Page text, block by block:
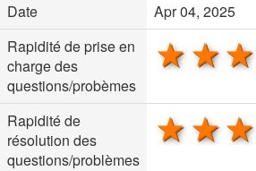
Date
Apr 04, 2025
Rapidité de prise en
charge des
questions/probèmes
2
1
Rapidité de
résolution des
questions/problèmes
2
1